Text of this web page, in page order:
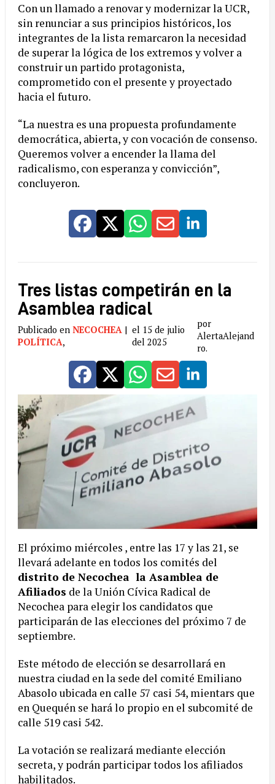
Con un llamado a renovar y modernizar la UCR,
sin renunciar a sus principios históricos, los
integrantes de la lista remarcaron la necesidad
de superar la lógica de los extremos y volver a
construir un partido protagonista,
comprometido con el presente y proyectado
hacia el futuro.
“La nuestra es una propuesta profundamente
democrática, abierta, y con vocación de consenso.
Queremos volver a encender la llama del
radicalismo, con esperanza y convicción”,
concluyeron.
Tres listas competirán en la
Asamblea radical
Publicado en NECOCHEA |
POLÍTICA,
el 15 de julio
del 2025
por
AlertaAlejand
ro.
El próximo miércoles , entre las 17 y las 21, se
llevará adelante en todos los comités del
distrito de Necochea la Asamblea de
Afiliados de la Unión Cívica Radical de
Necochea para elegir los candidatos que
participarán de las elecciones del próximo 7 de
septiembre.
Este método de elección se desarrollará en
nuestra ciudad en la sede del comité Emiliano
Abasolo ubicada en calle 57 casi 54, mientars que
en Quequén se hará lo propio en el subcomité de
calle 519 casi 542.
La votación se realizará mediante elección
secreta, y podrán participar todos los afiliados
habilitados.